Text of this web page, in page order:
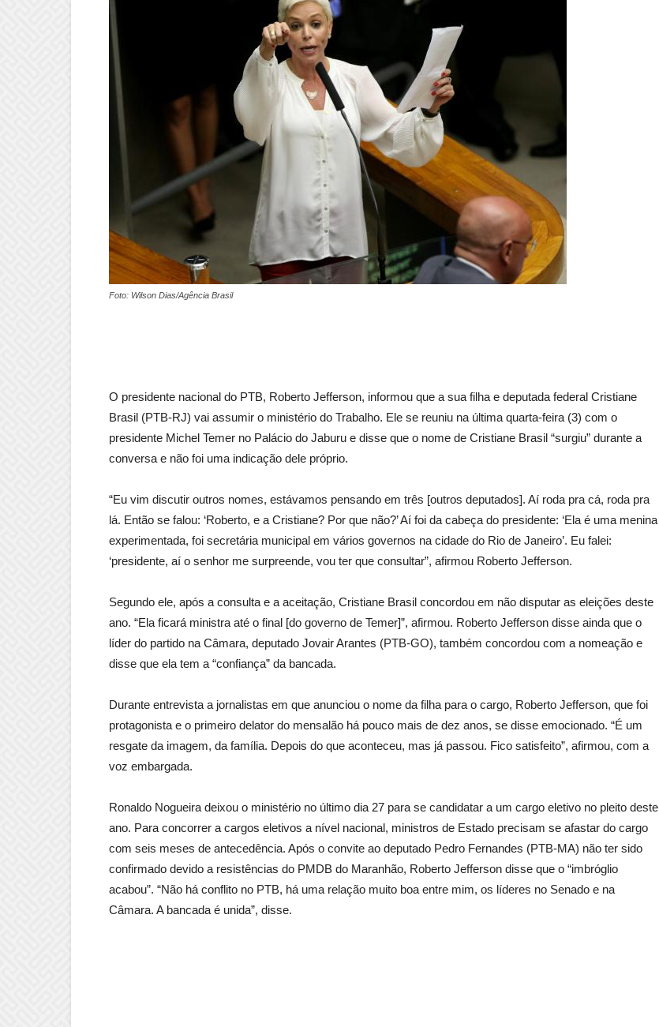
Foto: Wilson Dias/Agência Brasil
O presidente nacional do PTB, Roberto Jefferson, informou que a sua filha e deputada federal Cristiane
Brasil (PTB-RJ) vai assumir o ministério do Trabalho. Ele se reuniu na última quarta-feira (3) com o
presidente Michel Temer no Palácio do Jaburu e disse que o nome de Cristiane Brasil “surgiu” durante a
conversa e não foi uma indicação dele próprio.
“Eu vim discutir outros nomes, estávamos pensando em três [outros deputados]. Aí roda pra cá, roda pra
lá. Então se falou: ‘Roberto, e a Cristiane? Por que não?’ Aí foi da cabeça do presidente: ‘Ela é uma menina
experimentada, foi secretária municipal em vários governos na cidade do Rio de Janeiro’. Eu falei:
‘presidente, aí o senhor me surpreende, vou ter que consultar”, afirmou Roberto Jefferson.
Segundo ele, após a consulta e a aceitação, Cristiane Brasil concordou em não disputar as eleições deste
ano. “Ela ficará ministra até o final [do governo de Temer]”, afirmou. Roberto Jefferson disse ainda que o
líder do partido na Câmara, deputado Jovair Arantes (PTB-GO), também concordou com a nomeação e
disse que ela tem a “confiança” da bancada.
Durante entrevista a jornalistas em que anunciou o nome da filha para o cargo, Roberto Jefferson, que foi
protagonista e o primeiro delator do mensalão há pouco mais de dez anos, se disse emocionado. “É um
resgate da imagem, da família. Depois do que aconteceu, mas já passou. Fico satisfeito”, afirmou, com a
voz embargada.
Ronaldo Nogueira deixou o ministério no último dia 27 para se candidatar a um cargo eletivo no pleito deste
ano. Para concorrer a cargos eletivos a nível nacional, ministros de Estado precisam se afastar do cargo
com seis meses de antecedência. Após o convite ao deputado Pedro Fernandes (PTB-MA) não ter sido
confirmado devido a resistências do PMDB do Maranhão, Roberto Jefferson disse que o “imbróglio
acabou”. “Não há conflito no PTB, há uma relação muito boa entre mim, os líderes no Senado e na
Câmara. A bancada é unida”, disse.